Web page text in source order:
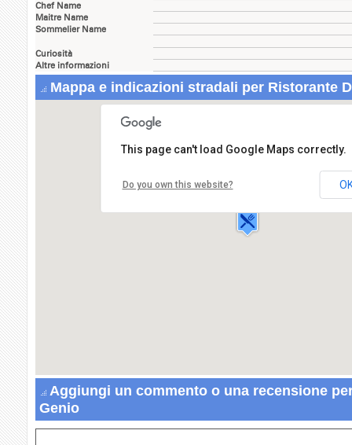
Chef Name
Maitre Name
Sommelier Name
Curiosità
Altre informazioni
Mappa e indicazioni stradali per Ristorante
Leonardo,61/r
This page can't load Google Maps correctly.
Do you own this website?
Aggiungi un commento o una recensione
Genio